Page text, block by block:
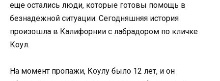
еще остались люди, которые готовы помощь в
безнадежной ситуации. Сегодняшняя история
произошла в Калифорнии с лабрадором по кличке
Коул.
На момент пропажи, Коулу было 12 лет, и он